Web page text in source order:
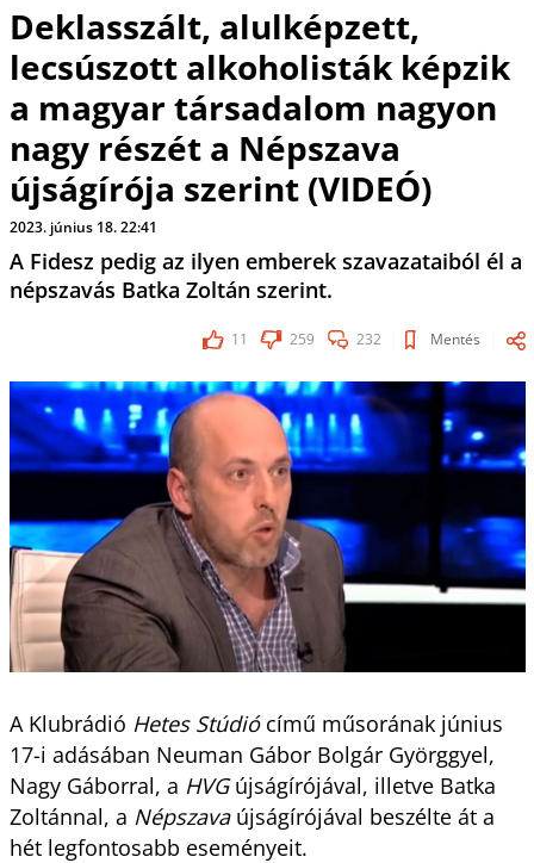
Deklasszált, alulképzett,
lecsúszott alkoholisták képzik
a magyar társadalom nagyon
nagy részét a Népszava
újságírója szerint (VIDEÓ)
2023. június 18. 22:41
A Fidesz pedig az ilyen emberek szavazataiból él a
népszavás Batka Zoltán szerint.
11 259 232 Mentés
A Klubrádió Hetes Stúdiócímű műsorának június
17-i adásában Neuman Gábor Bolgár Györggyel,
Nagy Gáborral, a HVGújságírójával, illetve Batka
Zoltánnal, a Népszava újságírójával beszélte át a
hét legfontosabb eseményeit.